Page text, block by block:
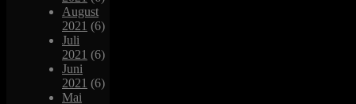
August
2021 (6)
Juli
2021 (6)
Juni
2021 (6)
Mai